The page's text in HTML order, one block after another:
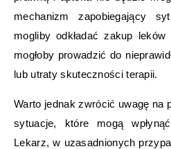
mechanizm zapobiegający
mogliby odkładać zakup
mogłoby prowadzić do
lub utraty skuteczności terapii.
Warto jednak zwrócić uwagę na
sytuacje, które mogą
Lekarz, w uzasadnionych